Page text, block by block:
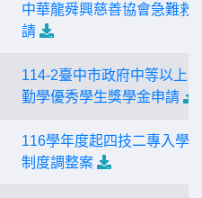
中華龍舜興慈善協會急難救
請
114-2臺中市政府中等以上
勤學優秀學生獎學金申請
116學年度起四技二專入學
制度調整案